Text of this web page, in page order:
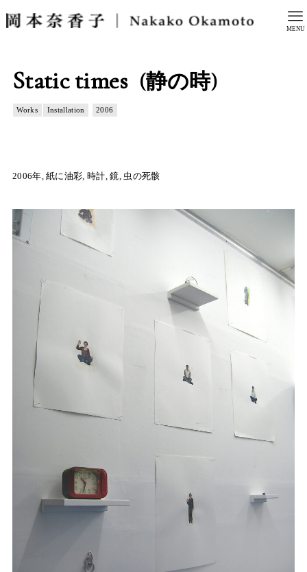
MENU
Static times (静の時)
Works Installation 2006
2006年, 紙に油彩, 時計, 鏡, 虫の死骸